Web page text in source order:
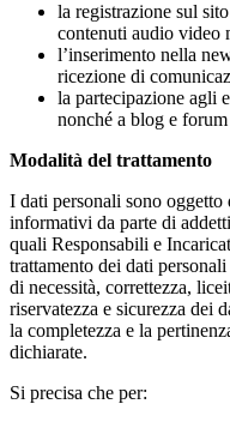
la registrazione sul
contenuti audio video
l’inserimento nella
ricezione di
la partecipazione agli
nonché a blog e forum
Modalità del trattamento
I dati personali sono
informativi da parte di
quali Responsabili e
trattamento dei dati
di necessità, correttezza,
riservatezza e sicurezza dei
la completezza e la
dichiarate.
Si precisa che per: